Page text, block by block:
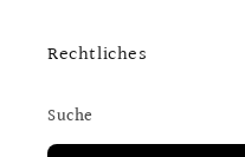
Rechtliches
Suche